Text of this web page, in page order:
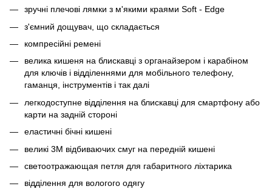
зручні плечові лямки з м'якими краями Soft - Edge
з'ємний дощувач, що складається
компресійні ремені
велика кишеня на блискавці з органайзером і карабіном
для ключів і відділеннями для мобільного телефону,
гаманця, інструментів і так далі
легкодоступне відділення на блискавці для смартфону або
карти на задній стороні
еластичні бічні кишені
великі 3M відбиваючих смуг на передній кишені
светоотражающая петля для габаритного ліхтарика
відділення для вологого одягу